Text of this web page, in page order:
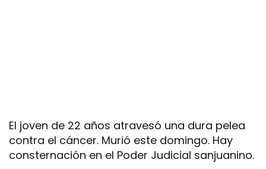
El joven de 22 años atravesó una dura pelea
contra el cáncer. Murió este domingo. Hay
consternación en el Poder Judicial sanjuanino.